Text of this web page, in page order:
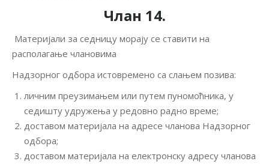
Члан 14.
Материјали за седницу морају се ставити на
располагање члановима
Надзорног одбора истовремено са слањем позива:
личним преузимањем или путем пуномоћника, у
седишту удружења у редовно радно време;
доставом материјала на адресе чланова Надзорног
одбора;
доставом материјала на електронску адресу чланова